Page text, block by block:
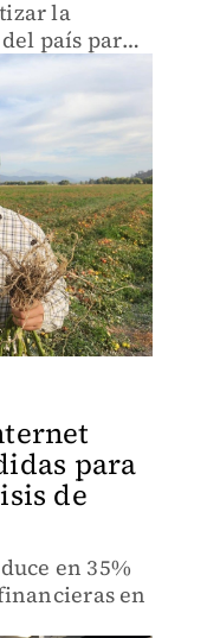
la
país para
cosechas.
para
de
en 35%
en